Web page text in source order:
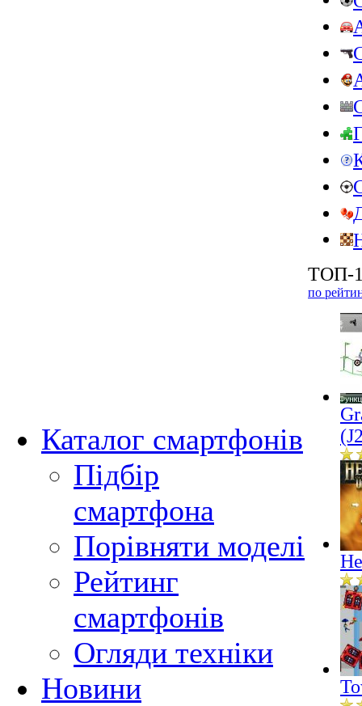
Каталог смартфонів
Підбір
смартфона
Порівняти моделі
Рейтинг
смартфонів
Огляди техніки
Новини
ТОП-
по